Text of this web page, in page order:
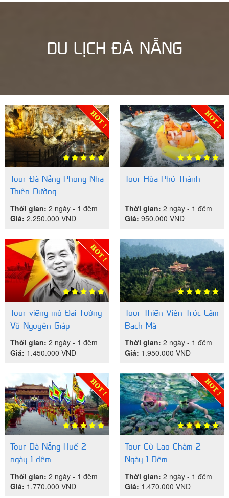
DU LỊCH ĐÀ NẴNG
Tour Đà Nẵng Phong Nha
Thiên Đường
Thời gian: 2 ngày - 1 đêm
Giá: 2.250.000 VND
Tour Hòa Phú Thành
Thời gian: 2 ngày - 1 đêm
Giá: 950.000 VND
Tour viếng mộ Đại Tướng
Võ Nguyên Giáp
Thời gian: 2 ngày - 1 đêm
Giá: 1.450.000 VND
Tour Thiền Viện Trúc Lâm
Bạch Mã
Thời gian: 2 ngày - 1 đêm
Giá: 1.950.000 VND
Tour Đà Nẵng Huế 2
ngày 1 đêm
Thời gian: 2 ngày - 1 đêm
Giá: 1.770.000 VND
Tour Cù Lao Chàm 2
Ngày 1 Đêm
Thời gian: 2 ngày - 1 đêm
Giá: 1.470.000 VND